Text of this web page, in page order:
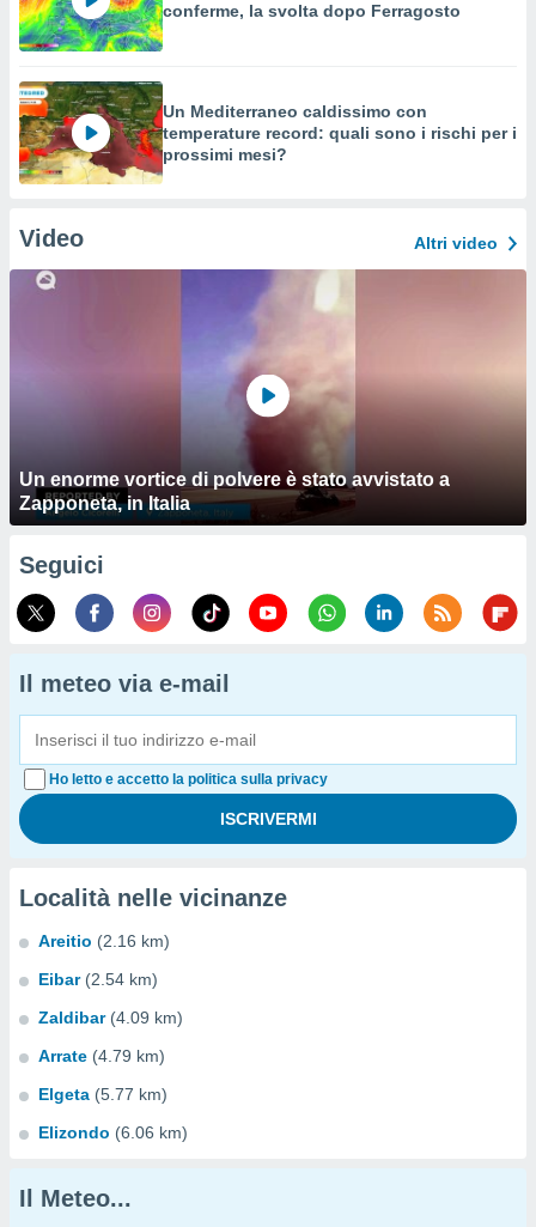
conferme, la svolta dopo Ferragosto
Un Mediterraneo caldissimo con
temperature record: quali sono i rischi per i
prossimi mesi?
Video Altri video
Un enorme vortice di polvere è stato avvistato a
Zapponeta, in Italia
Seguici
Il meteo via e-mail
Ho letto e accetto la politica sulla privacy
Località nelle vicinanze
Areitio (2.16 km)
Eibar (2.54 km)
Zaldibar (4.09 km)
Arrate (4.79 km)
Elgeta (5.77 km)
Elizondo (6.06 km)
Il Meteo...